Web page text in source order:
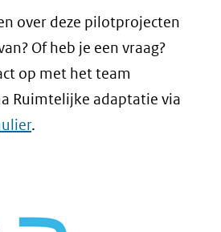
over deze pilotprojecten
Of heb je een vraag?
op met het team
Ruimtelijke adaptatie via
.